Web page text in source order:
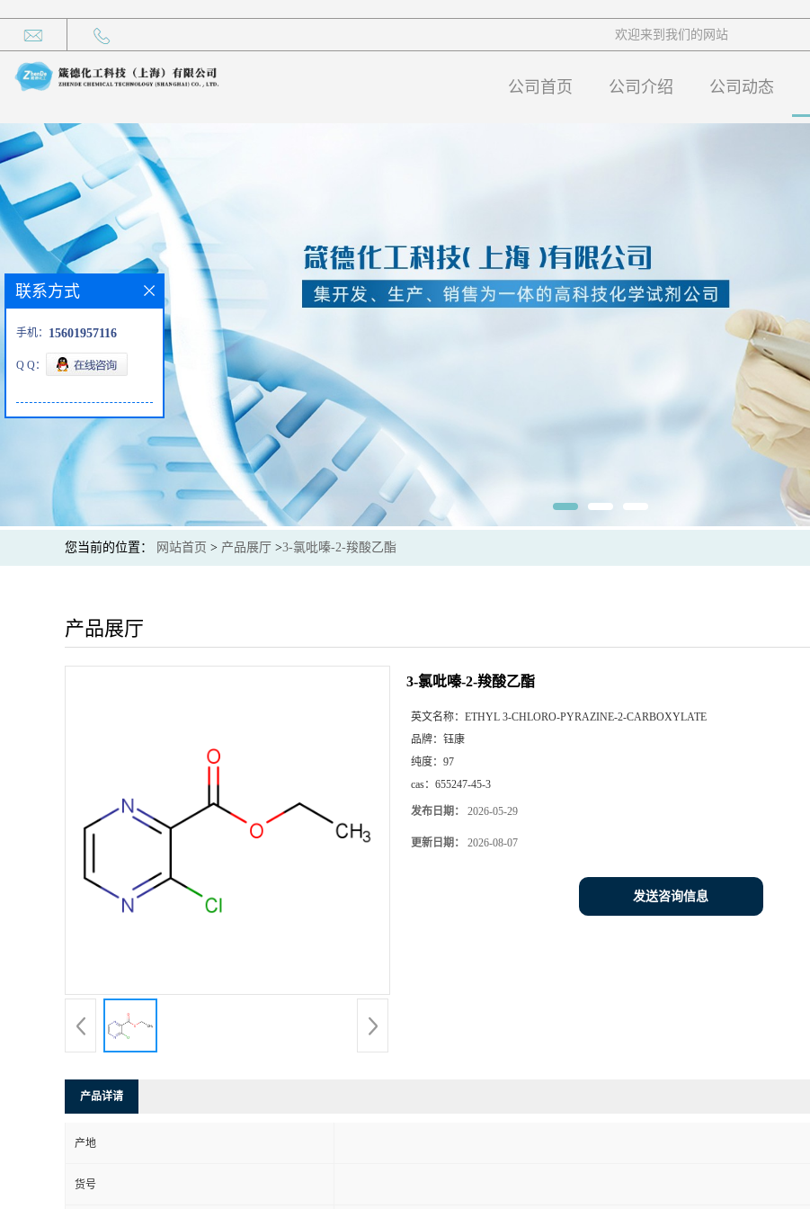
欢迎来到我们的网站
公司首页 公司介绍 公司动态
您当前的位置： 网站首页 > 产品展厅 >3-氯吡嗪-2-羧酸乙酯
产品展厅
3-氯吡嗪-2-羧酸乙酯
英文名称： ETHYL 3-CHLORO-PYRAZINE-2-CARBOXYLATE
品牌： 钰康
纯度： 97
cas： 655247-45-3
发布日期： 2026-05-29
更新日期： 2026-08-07
发送咨询信息
产品详请
产地
货号
联系方式
手机： 15601957116
Q Q：